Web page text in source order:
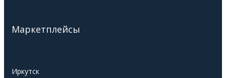
Маркетплейсы
Иркутск